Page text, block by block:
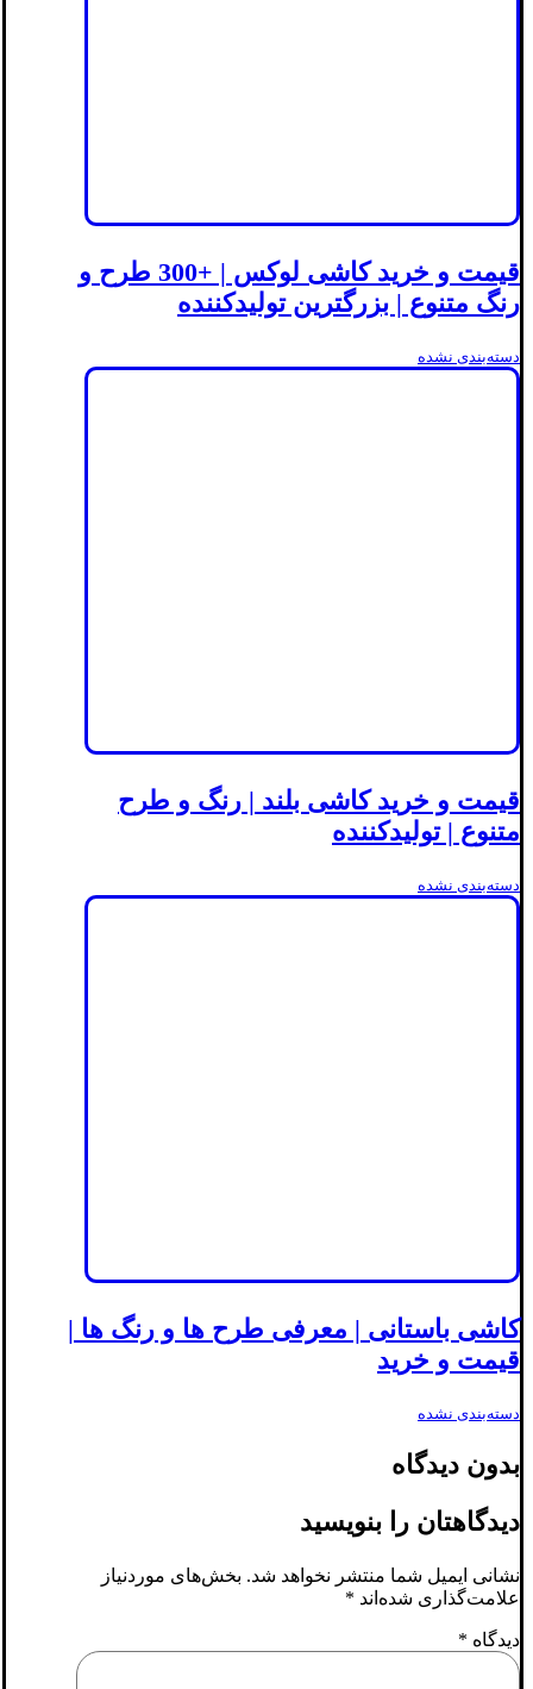
قیمت و خرید کاشی لوکس | +300 طرح و
رنگ متنوع | بزرگترین تولیدکننده
دسته‌بندی نشده
قیمت و خرید کاشی بلند | رنگ و طرح
متنوع | تولیدکننده
دسته‌بندی نشده
کاشی باستانی | معرفی طرح ها و رنگ ها |
قیمت و خرید
دسته‌بندی نشده
بدون دیدگاه
دیدگاهتان را بنویسید
نشانی ایمیل شما منتشر نخواهد شد. بخش‌های موردنیاز
علامت‌گذاری شده‌اند *
دیدگاه *